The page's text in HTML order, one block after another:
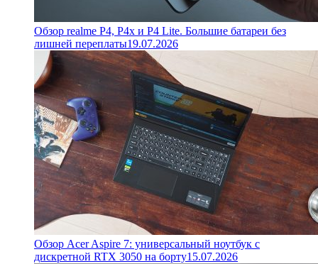
Обзор realme P4, P4x и P4 Lite. Большие батареи без
лишней переплаты19.07.2026
Обзор Acer Aspire 7: универсальный ноутбук с
дискретной RTX 3050 на борту15.07.2026